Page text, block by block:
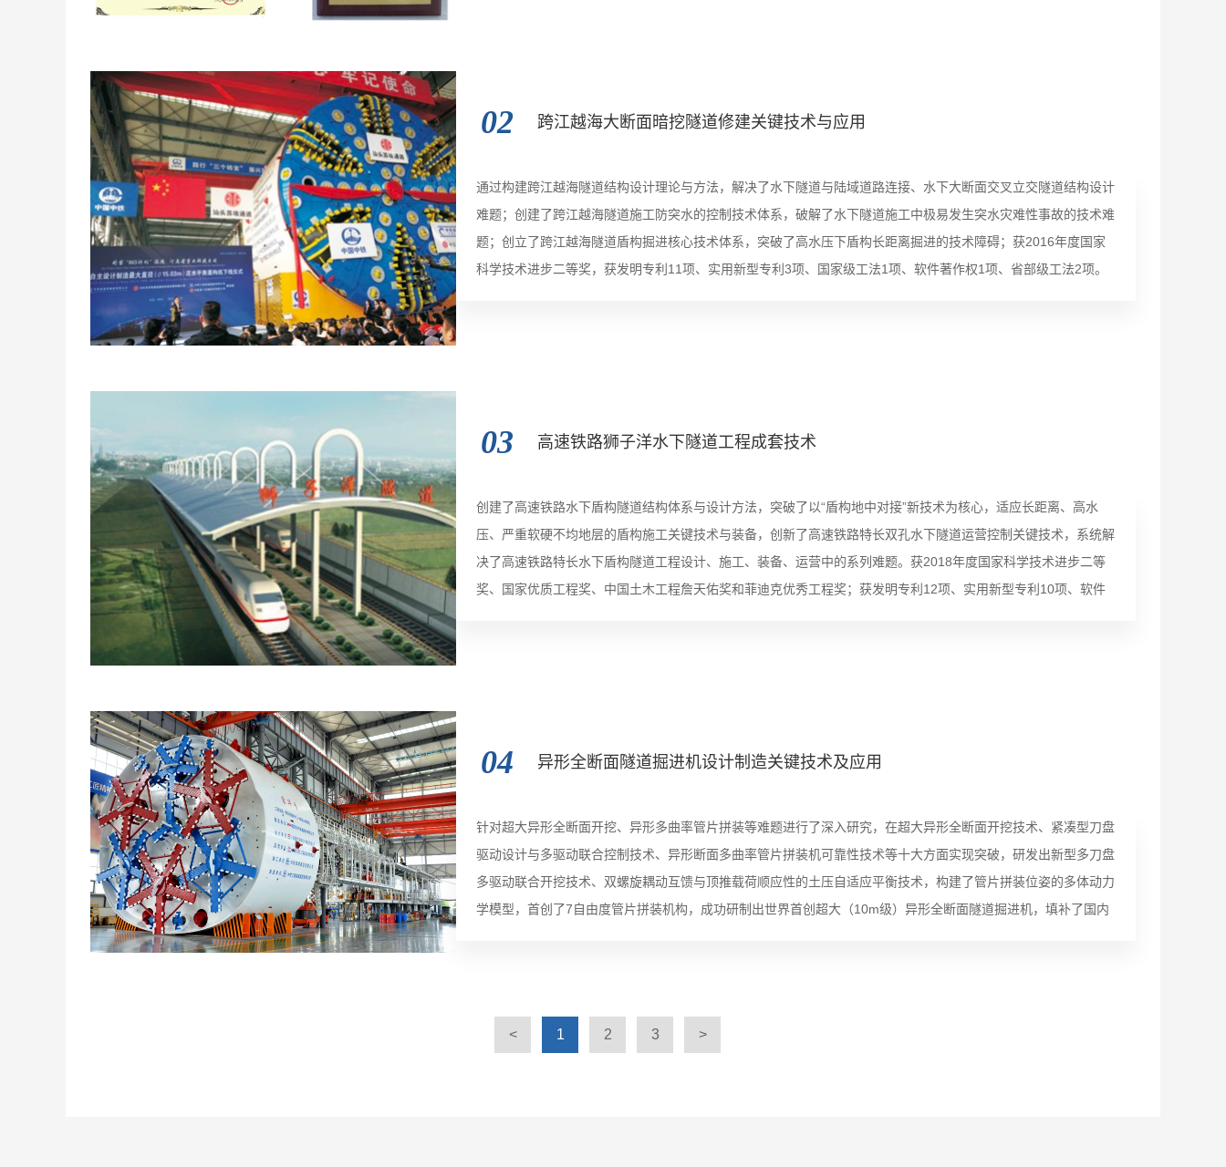
02 跨江越海大断面暗挖隧道修建关键技术与应用
通过构建跨江越海隧道结构设计理论与方法，解决了水下隧道与陆域道路连接、水下大断面交叉立交隧道结构设计
难题；创建了跨江越海隧道施工防突水的控制技术体系，破解了水下隧道施工中极易发生突水灾难性事故的技术难
题；创立了跨江越海隧道盾构掘进核心技术体系，突破了高水压下盾构长距离掘进的技术障碍；获2016年度国家
科学技术进步二等奖，获发明专利11项、实用新型专利3项、国家级工法1项、软件著作权1项、省部级工法2项。
03 高速铁路狮子洋水下隧道工程成套技术
创建了高速铁路水下盾构隧道结构体系与设计方法，突破了以“盾构地中对接”新技术为核心，适应长距离、高水
压、严重软硬不均地层的盾构施工关键技术与装备，创新了高速铁路特长双孔水下隧道运营控制关键技术，系统解
决了高速铁路特长水下盾构隧道工程设计、施工、装备、运营中的系列难题。获2018年度国家科学技术进步二等
奖、国家优质工程奖、中国土木工程詹天佑奖和菲迪克优秀工程奖；获发明专利12项、实用新型专利10项、软件
04 异形全断面隧道掘进机设计制造关键技术及应用
针对超大异形全断面开挖、异形多曲率管片拼装等难题进行了深入研究，在超大异形全断面开挖技术、紧凑型刀盘
驱动设计与多驱动联合控制技术、异形断面多曲率管片拼装机可靠性技术等十大方面实现突破，研发出新型多刀盘
多驱动联合开挖技术、双螺旋耦动互馈与顶推载荷顺应性的土压自适应平衡技术，构建了管片拼装位姿的多体动力
学模型，首创了7自由度管片拼装机构，成功研制出世界首创超大（10m级）异形全断面隧道掘进机，填补了国内
管廊、城市地铁双线隧道等市政、交通建设起到引领示范作用。
< 1 2 3 >